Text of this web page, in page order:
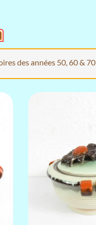
des années 50, 60 & 70